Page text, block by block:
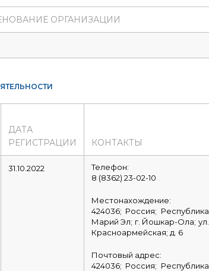
ОРГАНИЗАЦИИ
ДАТА
РЕГИСТРАЦИИ
КОНТАКТЫ
31.10.2022
Телефон:
8 (8362) 23-02-10
Местонахождение:
424036; Россия; Республика
Марий Эл; г. Йошкар-Ола; ул.
Красноармейская; д. 6
Почтовый адрес:
424036; Россия; Республика